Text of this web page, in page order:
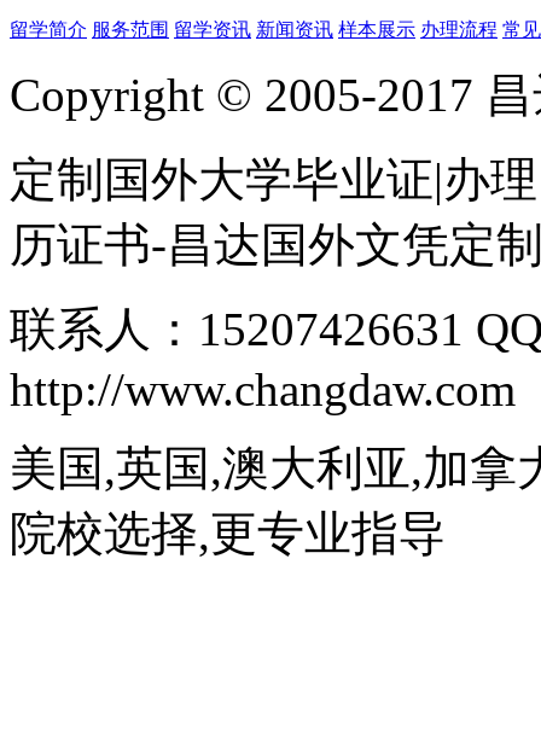
留学简介 服务范围 留学资讯 新闻资讯 样本展示 办理流程 常
Copyright © 2005-2017
定制国外大学毕业证|办
历证书-昌达国外文凭定
联系人：15207426631
http://www.changdaw.com
美国,英国,澳大利亚,加拿
院校选择,更专业指导